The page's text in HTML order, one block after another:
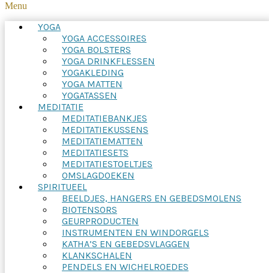
Menu
YOGA
YOGA ACCESSOIRES
YOGA BOLSTERS
YOGA DRINKFLESSEN
YOGAKLEDING
YOGA MATTEN
YOGATASSEN
MEDITATIE
MEDITATIEBANKJES
MEDITATIEKUSSENS
MEDITATIEMATTEN
MEDITATIESETS
MEDITATIESTOELTJES
OMSLAGDOEKEN
SPIRITUEEL
BEELDJES, HANGERS EN GEBEDSMOLENS
BIOTENSORS
GEURPRODUCTEN
INSTRUMENTEN EN WINDORGELS
KATHA’S EN GEBEDSVLAGGEN
KLANKSCHALEN
PENDELS EN WICHELROEDES